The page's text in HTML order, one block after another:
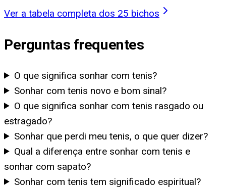
Ver a tabela completa dos 25 bichos
Perguntas frequentes
O que significa sonhar com tenis?
Sonhar com tenis novo e bom sinal?
O que significa sonhar com tenis rasgado ou
estragado?
Sonhar que perdi meu tenis, o que quer dizer?
Qual a diferença entre sonhar com tenis e
sonhar com sapato?
Sonhar com tenis tem significado espiritual?